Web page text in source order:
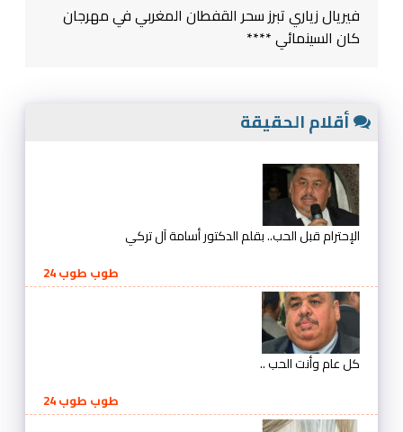
فيريال زياري تبرز سحر القفطان المغربي في مهرجان
كان السينمائي ****
أقلام الحقيقة
الإحترام قبل الحب.. بقلم الدكتور أسامة آل تركي
طوب طوب 24
كل عام وأنت الحب ..
طوب طوب 24